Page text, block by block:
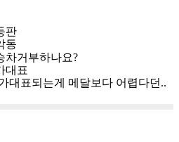
판
동
차거부하나요?
대표
대표되는게 메달보다 어렵다던..